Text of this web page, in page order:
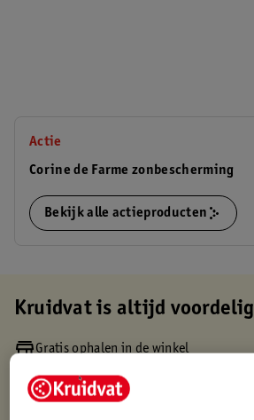
Actie
Corine de Farme zonbescherming
Bekijk alle actieproducten
Kruidvat is altijd voordelig
Gratis ophalen in de winkel
Gratis thuisbezorgd vanaf 50.00